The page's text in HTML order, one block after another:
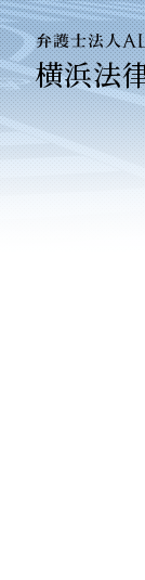
横浜法